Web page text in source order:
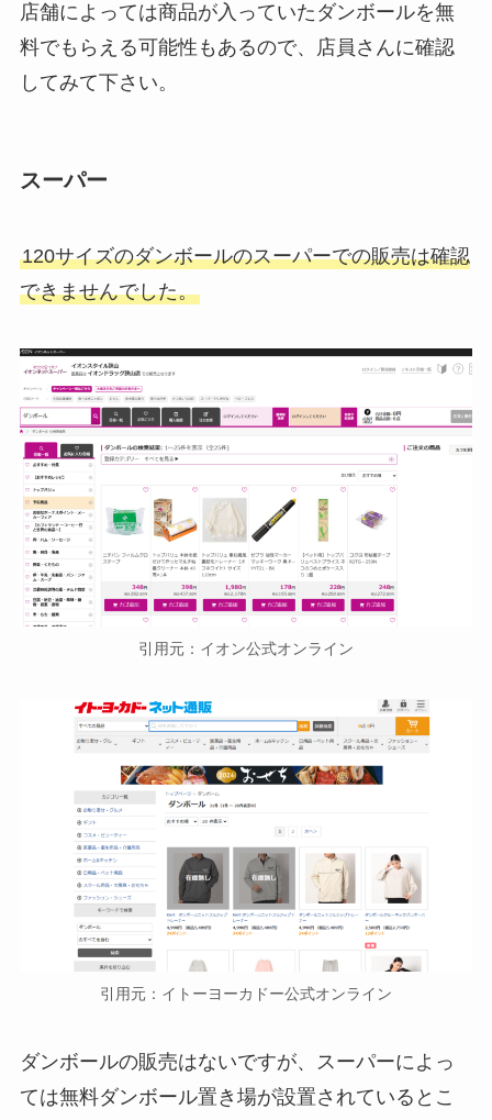
エアフォース1 白が売ってない理
は？評価やどこで売ってるか徹底
店舗によっては商品が入っていたダンボールを無
料でもらえる可能性もあるので、店員さんに確認
してみて下さい。
スーパー
120サイズのダンボールのスーパーでの販売は確認
できませんでした。
引用元：イオン公式オンライン
引用元：イトーヨーカドー公式オンライン
ダンボールの販売はないですが、スーパーによっ
ては無料ダンボール置き場が設置されているとこ